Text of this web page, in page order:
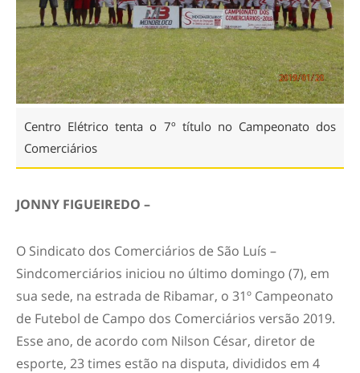
Centro Elétrico tenta o 7º título no Campeonato dos
Comerciários
JONNY FIGUEIREDO –
O Sindicato dos Comerciários de São Luís –
Sindcomerciários iniciou no último domingo (7), em
sua sede, na estrada de Ribamar, o 31º Campeonato
de Futebol de Campo dos Comerciários versão 2019.
Esse ano, de acordo com Nilson César, diretor de
esporte, 23 times estão na disputa, divididos em 4